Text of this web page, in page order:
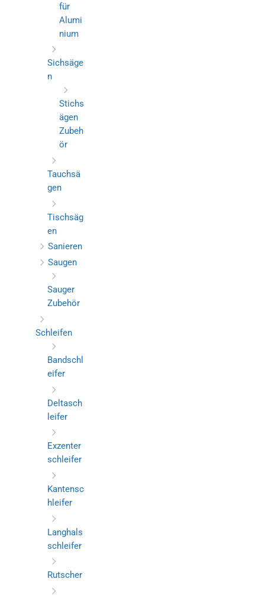
für
Alumi
nium
Sichsäge
n
Stichs
ägen
Zubeh
ör
Tauchsä
gen
Tischsäg
en
Sanieren
Saugen
Sauger
Zubehör
Schleifen
Bandschl
eifer
Deltasch
leifer
Exzenter
schleifer
Kantensc
hleifer
Langhals
schleifer
Rutscher